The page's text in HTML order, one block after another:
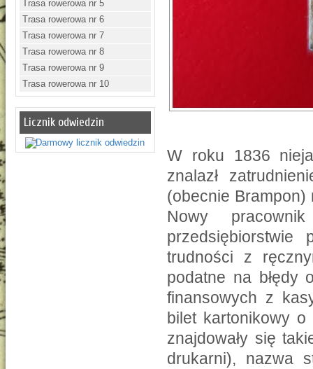
Trasa rowerowa nr 5
Trasa rowerowa nr 6
Trasa rowerowa nr 7
Trasa rowerowa nr 8
Trasa rowerowa nr 9
Trasa rowerowa nr 10
Licznik odwiedzin
W roku 1836
znalazł
(obecnie Brampon)
Nowy
trudności z
podatne na błędy
finansowych z
bilet kartonikowy
znajdowały się
drukarni), nazwa